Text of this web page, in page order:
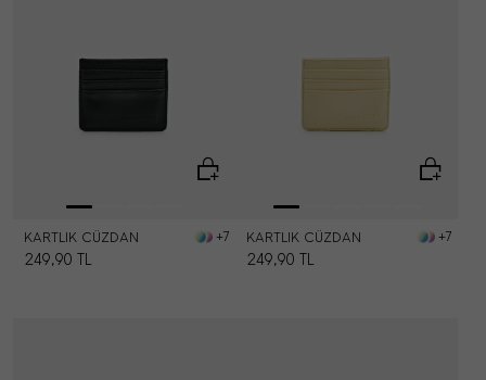
KARTLIK CÜZDAN +7
249,90 TL
KARTLIK CÜZDAN +7
249,90 TL